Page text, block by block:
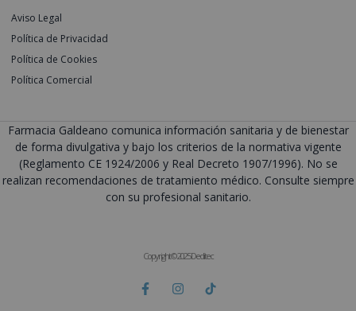
Aviso Legal
Política de Privacidad
Política de Cookies
Política Comercial
Farmacia Galdeano comunica información sanitaria y de bienestar
de forma divulgativa y bajo los criterios de la normativa vigente
(Reglamento CE 1924/2006 y Real Decreto 1907/1996). No se
realizan recomendaciones de tratamiento médico. Consulte siempre
con su profesional sanitario.
Copyright © 2025 Deditec